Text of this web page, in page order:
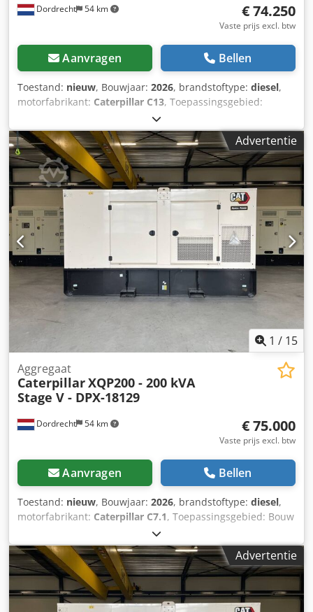
Dordrecht 54 km € 74.250
Vaste prijs excl. btw
Aanvragen Bellen
Toestand: nieuw, Bouwjaar: 2026, brandstoftype: diesel,
motorfabrikant: Caterpillar C13, Toepassingsgebied:
bouwsector Leeggewicht: 3.886 kg Dsdpsxvk Hwefx Abmeck
Generatorvermogen: 550 kVA Afmetingen laadruimte: 477 x
163 x 236 cm CE-markering: ja Leveringsvoorwaarden: EXW
Inhoud watertank: 721 l Productieland: CN Neem contact
op met Team DPX voor meer informatie. = Verdere opties
en accessoires = - Accu - Bedieningspaneel - Stalen dak -
Tankwagen
Advertentie
1 / 15
Dordrecht 54 km
Aggregaat
CaterpillarXQP200 - 200 kVA
Stage V - DPX-18129
€ 75.000
Vaste prijs excl. btw
Aanvragen Bellen
Toestand: nieuw, Bouwjaar: 2026, brandstoftype: diesel,
motorfabrikant: Caterpillar C7.1, Toepassingsgebied: Bouw
Leeggewicht: 4.487 kg Generatorvermogen: 200 kVA
Laadruimafmetingen: 409 x 142 x 235 cm CE-markering: ja
Emissieniveau: Stage V / Tier IV final Watertankinhoud: 822
l Land van productie: CN Dcjdpfx Aezc Dwdebmjk Neem
contact op met Team DPX voor meer informatie. = Verdere
opties en accessoires = - Accu - Bedieningspaneel - Tanker
Advertentie